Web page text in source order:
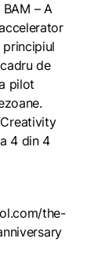
– A
de
pilot
4 din 4
the-